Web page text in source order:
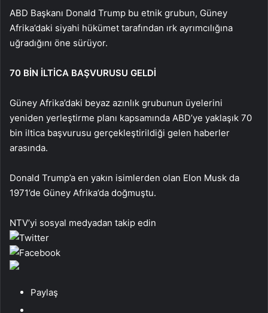
ABD Başkanı Donald Trump bu etnik grubun, Güney
Afrika’daki siyahi hükümet tarafından ırk ayrımcılığına
uğradığını öne sürüyor.
70 BİN İLTİCA BAŞVURUSU GELDİ
Güney Afrika’daki beyaz azınlık grubunun üyelerini
yeniden yerleştirme planı kapsamında ABD’ye yaklaşık 70
bin iltica başvurusu gerçekleştirildiği gelen haberler
arasında.
Donald Trump’a en yakın isimlerden olan Elon Musk da
1971’de Güney Afrika’da doğmuştu.
NTV’yi sosyal medyadan takip edin
Paylaş